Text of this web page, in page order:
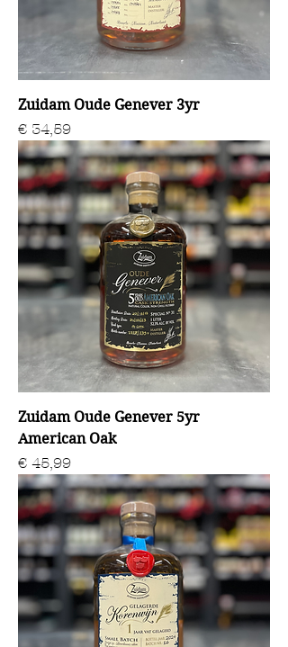
Zuidam Oude Genever 3yr
Prijs
€ 34,59
Zuidam Oude Genever 5yr
American Oak
Prijs
€ 45,99